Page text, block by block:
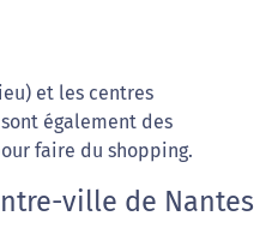
et les centres
également des
faire du shopping.
ville de Nantes